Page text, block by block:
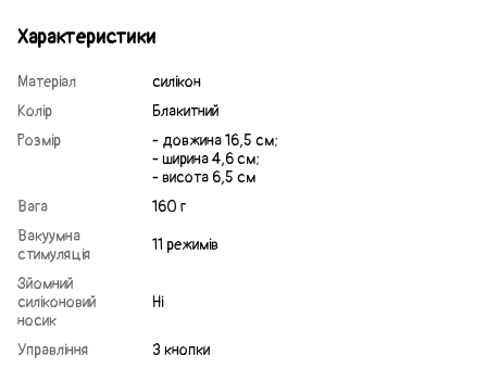
Характеристики
Матеріал
силікон
Колір
Блакитний
Розмір
- довжина 16,5 см;
- ширина 4,6 см;
- висота 6,5 см
Вага
160 г
Вакуумна
стимуляція
11 режимів
Зйомний
силіконовий
носик
Ні
Управління
3 кнопки